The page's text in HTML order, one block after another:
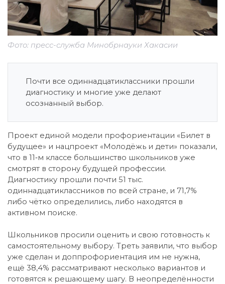
Фото: пресс-служба Минобрнауки Хакасии
Почти все одиннадцатиклассники прошли
диагностику и многие уже делают
осознанный выбор.
Проект единой модели профориентации «Билет в
будущее» и нацпроект «Молодёжь и дети» показали,
что в 11‑м классе большинство школьников уже
смотрят в сторону будущей профессии.
Диагностику прошли почти 51 тыс.
одиннадцатиклассников по всей стране, и 71,7%
либо чётко определились, либо находятся в
активном поиске.
Школьников просили оценить и свою готовность к
самостоятельному выбору. Треть заявили, что выбор
уже сделан и доппрофориентация им не нужна,
ещё 38,4% рассматривают несколько вариантов и
готовятся к решающему шагу. В неопределённости